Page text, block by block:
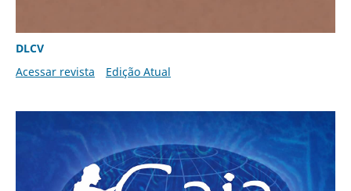
DLCV
Acessar revista
Edição Atual